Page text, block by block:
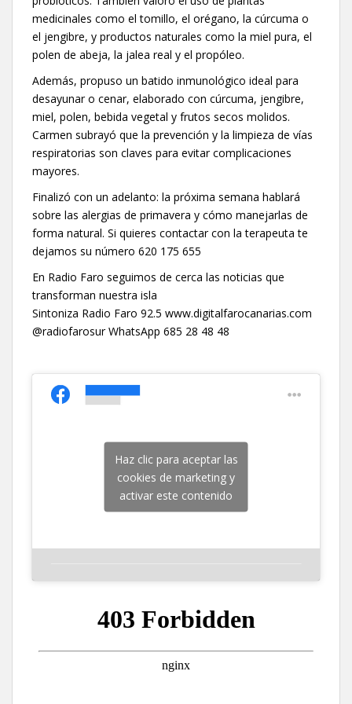
medicinales como el tomillo, el orégano, la cúrcuma o
el jengibre, y productos naturales como la miel pura, el
polen de abeja, la jalea real y el propóleo.
Además, propuso un batido inmunológico ideal para
desayunar o cenar, elaborado con cúrcuma, jengibre,
miel, polen, bebida vegetal y frutos secos molidos.
Carmen subrayó que la prevención y la limpieza de vías
respiratorias son claves para evitar complicaciones
mayores.
Finalizó con un adelanto: la próxima semana hablará
sobre las alergias de primavera y cómo manejarlas de
forma natural. Si quieres contactar con la terapeuta te
dejamos su número 620 175 655
En Radio Faro seguimos de cerca las noticias que
transforman nuestra isla
Sintoniza Radio Faro 92.5 www.digitalfarocanarias.com
@radiofarosur WhatsApp 685 28 48 48
Haz clic para aceptar las
cookies de marketing y
activar este contenido